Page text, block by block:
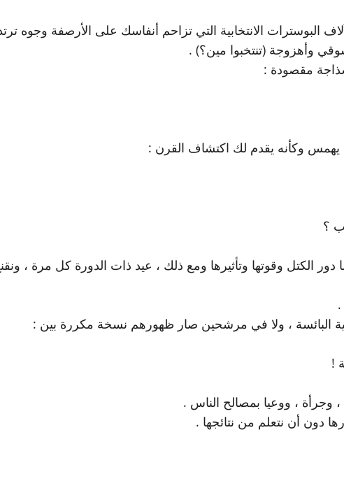
البوسترات الانتخابية التي تزاحم أنفاسك على الأرصفة وجوه
وأهزوجة (تنتخبوا مين؟) .
مقصودة :
يهمس وكأنه يقدم لك اكتشاف القرن :
؟
وقوتها وتأثيرها ومع ذلك ، عيد ذات الدورة كل مرة ،
.
البائسة ، ولا في مرشحين صار ظهورهم نسخة مكررة بين :
!
وجرأة ، ووعيا بمصالح الناس .
دون أن نتعلم من نتائجها .